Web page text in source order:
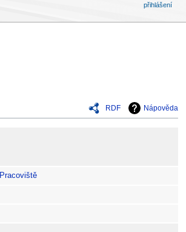
RDF
Nápověda
Pracoviště
přihlášení